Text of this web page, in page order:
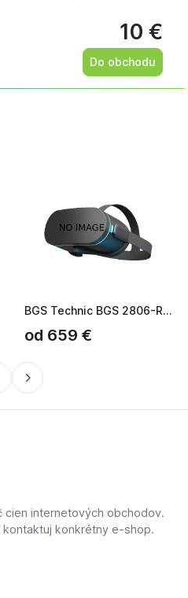
10 €
Do obchodu
BGS Technic BGS 2806-REPAIR Sada pro opravu momentových klíč...
od 659 €
cien internetových obchodov.
konkrétny e-shop.